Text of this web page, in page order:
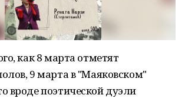
как 8 марта отметят
9 марта в "Маяковском"
вроде поэтической дуэли